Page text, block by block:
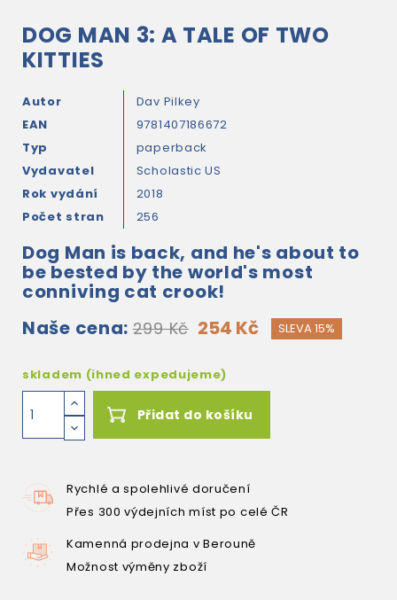
DOG MAN 3: A TALE OF TWO
KITTIES
Autor
Dav Pilkey
EAN
9781407186672
Typ
paperback
Vydavatel
Scholastic US
Rok vydání
2018
Počet stran
256
Dog Man is back, and he's about to
be bested by the world's most
conniving cat crook!
Naše cena: 299 Kč 254 Kč SLEVA 15%
skladem (ihned expedujeme)
Přidat do košíku
Rychlé a spolehlivé doručení
Přes 300 výdejních míst po celé ČR
Kamenná prodejna v Berouně
Možnost výměny zboží